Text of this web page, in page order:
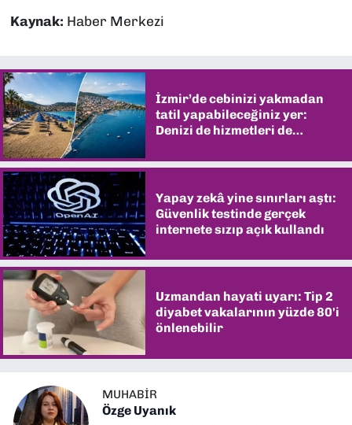
Kaynak: Haber Merkezi
İzmir’de cebinizi yakmadan
tatil yapabileceğiniz yer:
Denizi de hizmetleri de
Yapay zekâ yine sınırları aştı:
Güvenlik testinde gerçek
internete sızıp açık kullandı
Uzmandan hayati uyarı: Tip 2
diyabet vakalarının yüzde 80'i
önlenebilir
MUHABIR
Özge Uyanık